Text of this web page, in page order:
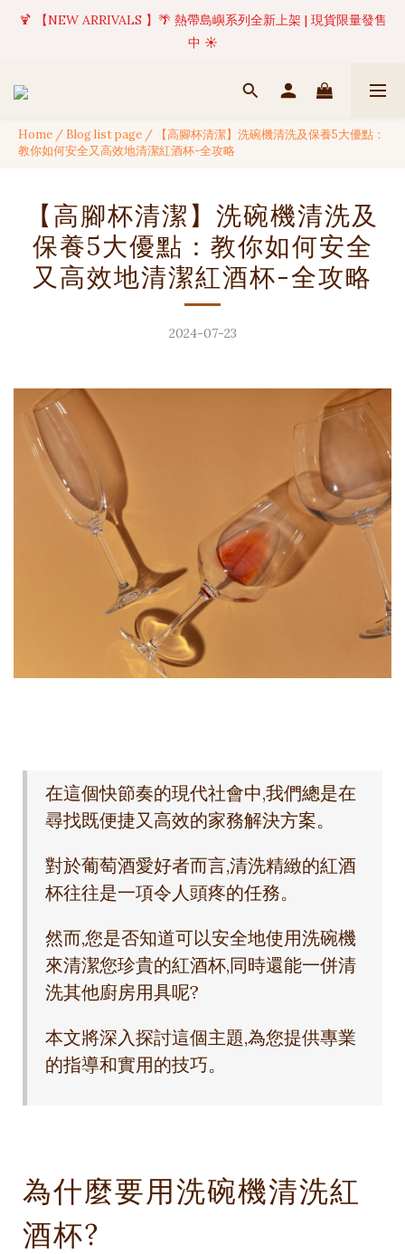
✦ 美好值得等待 | 現貨商品將於訂單成立後1-5個工作天內(不含例
假日)完成出貨 🚚
🍹 【NEW ARRIVALS 】🌴 熱帶島嶼系列全新上架 | 現貨限量發售
中 ☀️
✦ 美好值得等待 | 現貨商品將於訂單成立後1-5個工作天內(不含例
Home / Blog list page /
【高腳杯清潔】洗碗機清洗及保養5大優點：
教你如何安全又高效地清潔紅酒杯-全攻略
【高腳杯清潔】洗碗機清洗及
保養5大優點：教你如何安全
又高效地清潔紅酒杯-全攻略
2024-07-23
在這個快節奏的現代社會中,我們總是在
尋找既便捷又高效的家務解決方案。
對於葡萄酒愛好者而言,清洗精緻的紅酒
杯往往是一項令人頭疼的任務。
然而,您是否知道可以安全地使用洗碗機
來清潔您珍貴的紅酒杯,同時還能一併清
洗其他廚房用具呢?
本文將深入探討這個主題,為您提供專業
的指導和實用的技巧。
為什麼要用洗碗機清洗紅
酒杯?